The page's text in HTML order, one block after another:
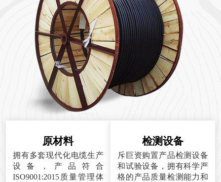
原材料
拥有多套现代化电缆生产
设备，产品符合
ISO9001:2015质量管理体
检测设备
斥巨资购置产品检测设备
和试验设备，拥有科学严
格的产品质量检测能力和